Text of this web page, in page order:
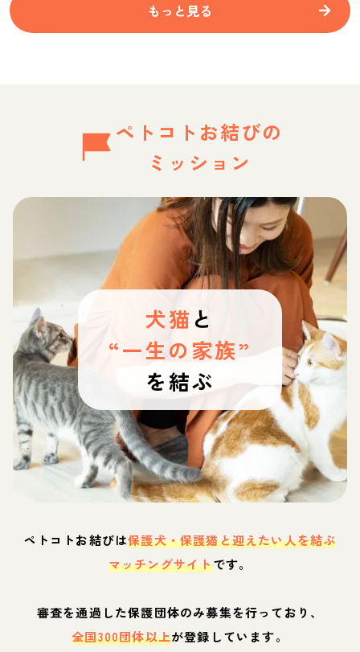
もっと見る
ペトコトお結びの
ミッション
犬猫 と
“一生の家族”
を結ぶ
ペトコトお結びは保護犬・保護猫と迎えたい人を結ぶ
マッチングサイトです。
審査を通過した保護団体のみ募集を行っており、
全国300団体以上が登録しています。